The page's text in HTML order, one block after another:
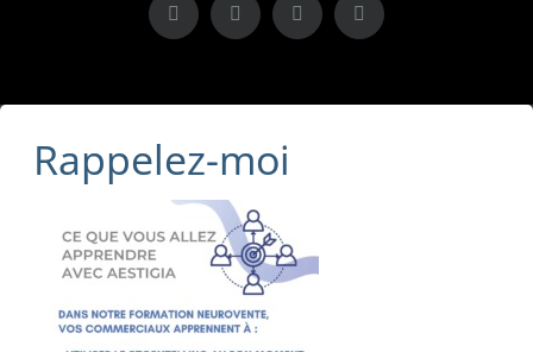
X LinkedInInstagramFacebook
Rappelez-moi